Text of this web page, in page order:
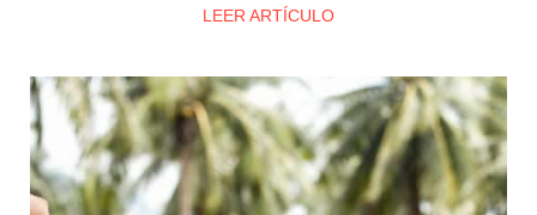
LEER ARTÍCULO